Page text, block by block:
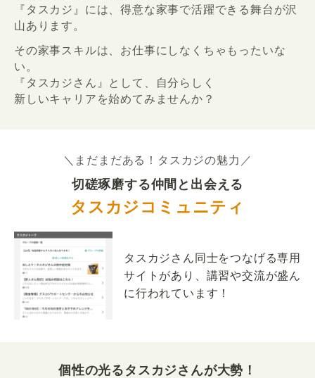
『タスカジ』には、得意な家事で活躍できる舞台が沢
山あります。
その家事スキルは、お仕事にしなくちゃもったいな
い。
『タスカジさん』として、自分らしく
新しいキャリアを始めてみませんか？
＼まだまだある！タスカジの魅力／
切磋琢磨する仲間と出会える
タスカジコミュニティ
タスカジさん同士をつなげる専用
サイトがあり、講習や交流が盛ん
に行われています！
個性の光るタスカジさんが大勢！